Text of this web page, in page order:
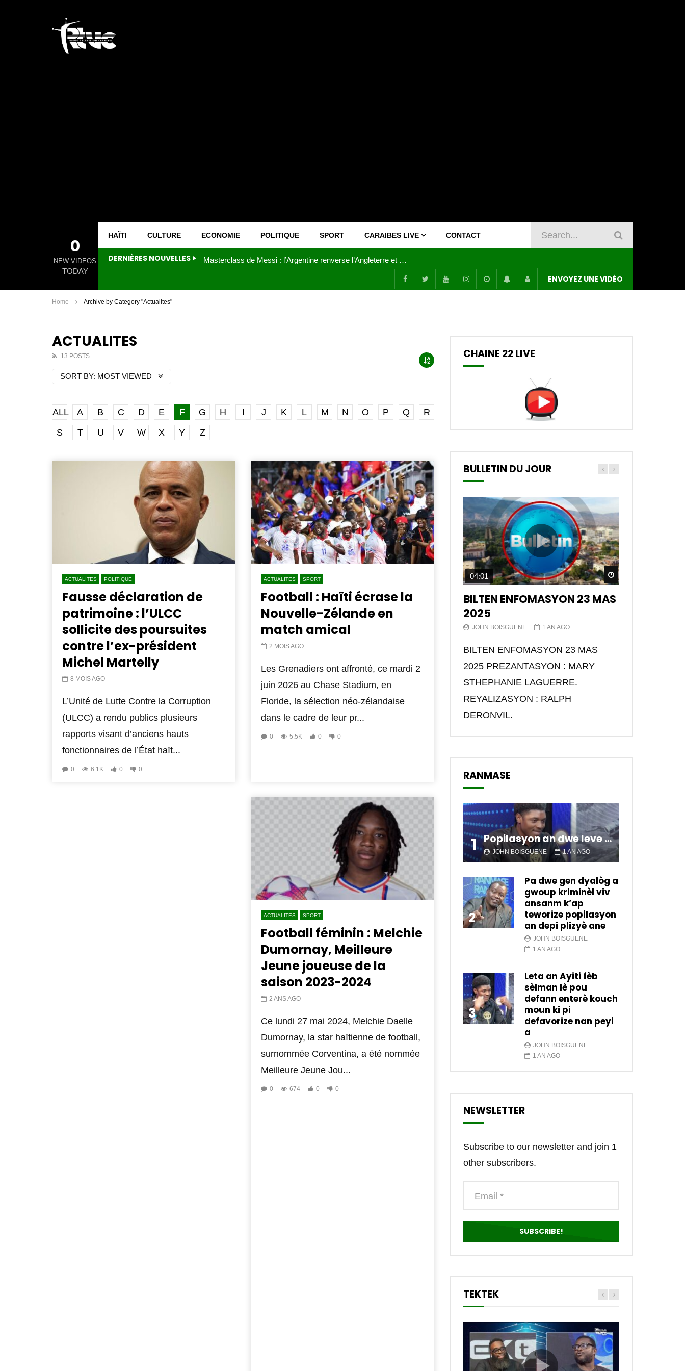
0
NEW VIDEOS
TODAY
HAÏTI CULTURE ECONOMIE POLITIQUE SPORT CARAIBES LIVE CONTACT
DERNIÈRES NOUVELLES Masterclass de Messi : l’Argentine renverse l’Angleterre et s’offre une deuxième finale consécutive
ENVOYEZ UNE VIDÉO
Home Archive by Category "Actualites"
ACTUALITES
13 POSTS
SORT BY: MOST VIEWED
ALL A B C D E F G H I J K L M N O P Q
R
S
T U V W X Y Z
ACTUALITES POLITIQUE
Fausse déclaration de
patrimoine : l’ULCC
sollicite des poursuites
contre l’ex-président
Michel Martelly
8 MOIS AGO
L’Unité de Lutte Contre la Corruption
(ULCC) a rendu publics plusieurs
rapports visant d’anciens hauts
fonctionnaires de l’État haït...
0 6.1K 0 0
ACTUALITES SPORT
Football : Haïti écrase la
Nouvelle-Zélande en
match amical
2 MOIS AGO
Les Grenadiers ont affronté, ce mardi 2
juin 2026 au Chase Stadium, en
Floride, la sélection néo-zélandaise
dans le cadre de leur pr...
0 5.5K 0 0
ACTUALITES SPORT
Football féminin : Melchie
Dumornay, Meilleure
Jeune joueuse de la
saison 2023-2024
2 ANS AGO
Ce lundi 27 mai 2024, Melchie Daelle
Dumornay, la star haïtienne de football,
surnommée Corventina, a été nommée
Meilleure Jeune Jou...
0 674 0 0
CHAINE 22 LIVE
BULLETIN DU JOUR
Watch Later
04:01
BILTEN ENFOMASYON 23 MAS
2025
JOHN BOISGUENE 1 AN AGO
BILTEN ENFOMASYON 23 MAS
2025 PREZANTASYON : MARY
STHEPHANIE LAGUERRE.
REYALIZASYON : RALPH
DERONVIL.
RANMASE
1 Popilasyon an dwe leve kanpe pou chanje sitiyasyon kawotik l’ap viv nan peyi a.
JOHN BOISGUENE 1 AN AGO
2
Pa dwe gen dyalòg a
gwoup kriminèl viv
ansanm k’ap
teworize popilasyon
an depi plizyè ane
JOHN BOISGUENE
1 AN AGO
3
Leta an Ayiti fèb
sèlman lè pou
defann enterè kouch
moun ki pi
defavorize nan peyi
a
JOHN BOISGUENE
1 AN AGO
NEWSLETTER
Subscribe to our newsletter and join 1
other subscribers.
TEKTEK